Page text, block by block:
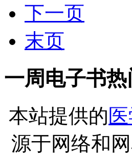
下一页
末页
一周电子书
本站提供的
源于网络和